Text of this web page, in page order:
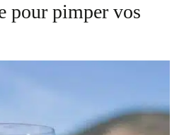
pour pimper vos